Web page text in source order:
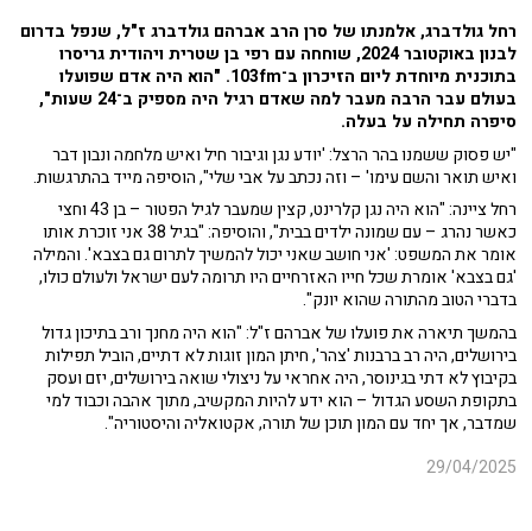
רחל גולדברג, אלמנתו של סרן הרב אברהם גולדברג ז"ל, שנפל בדרום
לבנון באוקטובר 2024, שוחחה עם רפי בן שטרית ויהודית גריסרו
בתוכנית מיוחדת ליום הזיכרון ב־103fm. "הוא היה אדם שפועלו
בעולם עבר הרבה מעבר למה שאדם רגיל היה מספיק ב־24 שעות",
סיפרה תחילה על בעלה.
"יש פסוק ששמנו בהר הרצל: 'יודע נגן וגיבור חיל ואיש מלחמה ונבון דבר
ואיש תואר והשם עימו' – וזה נכתב על אבי שלי", הוסיפה מייד בהתרגשות.
רחל ציינה: "הוא היה נגן קלרינט, קצין שמעבר לגיל הפטור – בן 43 וחצי
כאשר נהרג – עם שמונה ילדים בבית", והוסיפה: "בגיל 38 אני זוכרת אותו
אומר את המשפט: 'אני חושב שאני יכול להמשיך לתרום גם בצבא'. והמילה
'גם בצבא' אומרת שכל חייו האזרחיים היו תרומה לעם ישראל ולעולם כולו,
בדברי הטוב מהתורה שהוא יונק".
בהמשך תיארה את פועלו של אברהם ז"ל: "הוא היה מחנך ורב בתיכון גדול
בירושלים, היה רב ברבנות 'צהר', חיתן המון זוגות לא דתיים, הוביל תפילות
בקיבוץ לא דתי בגינוסר, היה אחראי על ניצולי שואה בירושלים, יזם ועסק
בתקופת השסע הגדול – הוא ידע להיות המקשיב, מתוך אהבה וכבוד למי
שמדבר, אך יחד עם המון תוכן של תורה, אקטואליה והיסטוריה".
29/04/2025